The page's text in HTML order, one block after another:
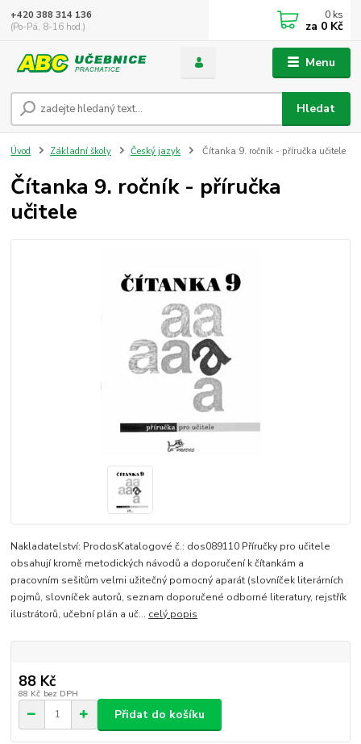
Menu
Hledat
+420 388 314 136
(Po-Pá, 8-16 hod.)
0 ks
za 0 Kč
Úvod Základní školy Český jazyk Čítanka 9. ročník - příručka učitele
Čítanka 9. ročník - příručka
učitele
Nakladatelství: ProdosKatalogové č.: dos089110 Příručky pro učitele
obsahují kromě metodických návodů a doporučení k čítankám a
pracovním sešitům velmi užitečný pomocný aparát (slovníček literárních
pojmů, slovníček autorů, seznam doporučené odborné literatury, rejstřík
ilustrátorů, učební plán a uč... celý popis
88 Kč
88 Kč bez DPH
Přidat do košíku